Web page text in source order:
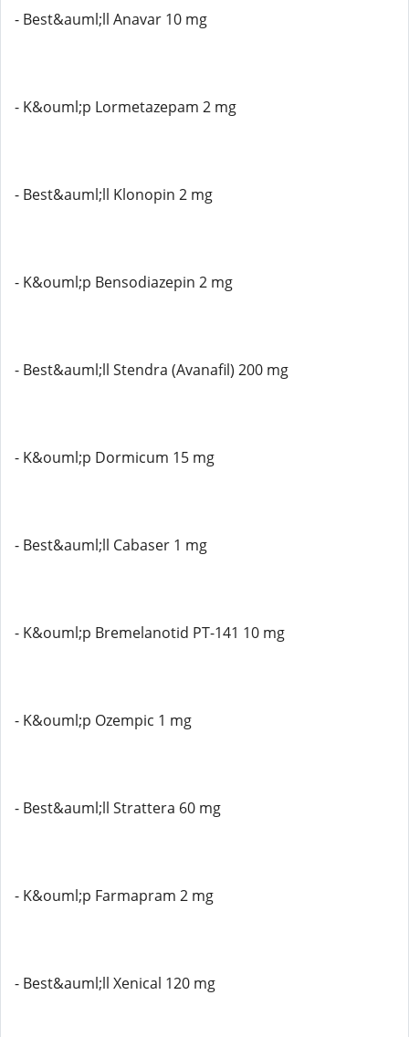
- Best&auml;ll Anavar 10 mg
- K&ouml;p Lormetazepam 2 mg
- Best&auml;ll Klonopin 2 mg
- K&ouml;p Bensodiazepin 2 mg
- Best&auml;ll Stendra (Avanafil) 200 mg
- K&ouml;p Dormicum 15 mg
- Best&auml;ll Cabaser 1 mg
- K&ouml;p Bremelanotid PT-141 10 mg
- K&ouml;p Ozempic 1 mg
- Best&auml;ll Strattera 60 mg
- K&ouml;p Farmapram 2 mg
- Best&auml;ll Xenical 120 mg